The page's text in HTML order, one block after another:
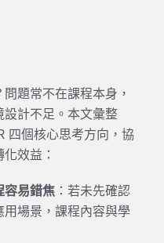
題常不在課程本身，
設計不足。本文彙整
四個核心思考方向，協
效益：
容易錯焦：若未先確認
用場景，課程內容與學